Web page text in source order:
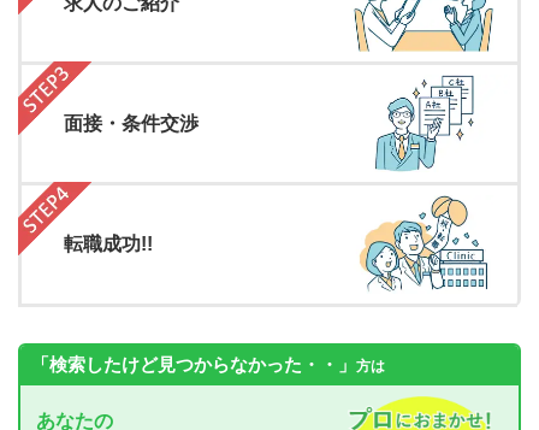
面接・条件交渉
転職成功!!
「検索したけど見つからなかった・・」 方は
あなたの